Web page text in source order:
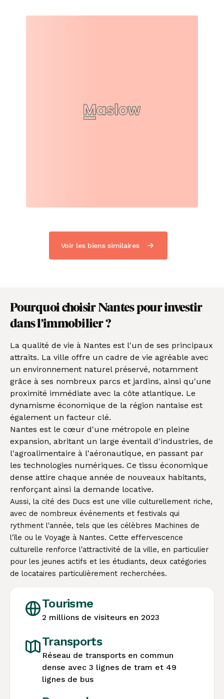
Voir les biens similaires
Pourquoi choisir Nantes pour investir
dans l’immobilier ?
La qualité de vie à Nantes est l'un de ses principaux
attraits. La ville offre un cadre de vie agréable avec
un environnement naturel préservé, notamment
grâce à ses nombreux parcs et jardins, ainsi qu'une
proximité immédiate avec la côte atlantique. Le
dynamisme économique de la région nantaise est
également un facteur clé.
Nantes est le cœur d'une métropole en pleine
expansion, abritant un large éventail d'industries, de
l'agroalimentaire à l'aéronautique, en passant par
les technologies numériques. Ce tissu économique
dense attire chaque année de nouveaux habitants,
renforçant ainsi la demande locative.
Aussi, la cité des Ducs est une ville culturellement riche,
avec de nombreux événements et festivals qui
rythment l'année, tels que les célèbres Machines de
l'île ou le Voyage à Nantes. Cette effervescence
culturelle renforce l'attractivité de la ville, en particulier
pour les jeunes actifs et les étudiants, deux catégories
de locataires particulièrement recherchées.
Tourisme
2 millions de visiteurs en 2023
Transports
Réseau de transports en commun
dense avec 3 lignes de tram et 49
lignes de bus